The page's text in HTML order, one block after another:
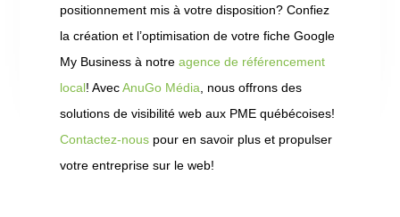
positionnement mis à votre disposition? Confiez
la création et l’optimisation de votre fiche Google
My Business à notreagence de référencement
local! AvecAnuGo Média, nous offrons des
solutions de visibilité web aux PME québécoises!
Contactez-nous pour en savoir plus et propulser
votre entreprise sur le web!